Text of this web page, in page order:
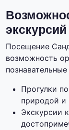
экскурсий
Посещение
возможность
Прогулки
природой
Экскурсии